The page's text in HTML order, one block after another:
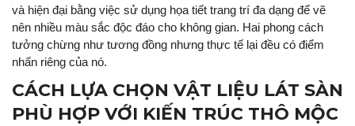
và hiện đại bằng việc sử dụng họa tiết trang trí đa dạng để vẽ
nên nhiều màu sắc độc đáo cho không gian. Hai phong cách
tưởng chừng như tương đồng nhưng thực tế lại đều có điểm
nhấn riêng của nó.
CÁCH LỰA CHỌN VẬT LIỆU LÁT SÀN
PHÙ HỢP VỚI KIẾN TRÚC THÔ MỘC